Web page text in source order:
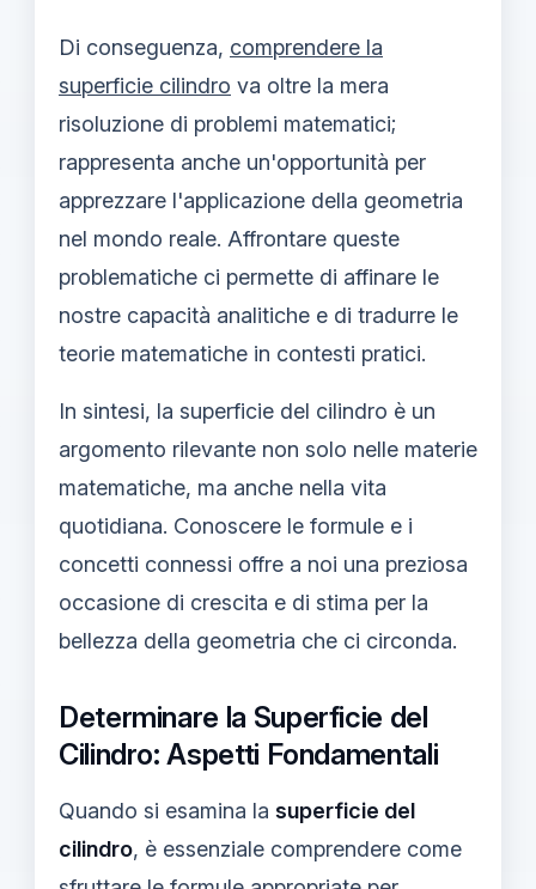
Di conseguenza, comprendere la
superficie cilindro va oltre la mera
risoluzione di problemi matematici;
rappresenta anche un'opportunità per
apprezzare l'applicazione della geometria
nel mondo reale. Affrontare queste
problematiche ci permette di affinare le
nostre capacità analitiche e di tradurre le
teorie matematiche in contesti pratici.
In sintesi, la superficie del cilindro è un
argomento rilevante non solo nelle materie
matematiche, ma anche nella vita
quotidiana. Conoscere le formule e i
concetti connessi offre a noi una preziosa
occasione di crescita e di stima per la
bellezza della geometria che ci circonda.
Determinare la Superficie del
Cilindro: Aspetti Fondamentali
Quando si esamina la superficie del
cilindro, è essenziale comprendere come